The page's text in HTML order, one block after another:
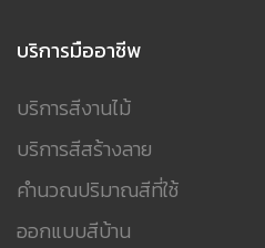
บริการมืออาชีพ
บริการสีงานไม้
บริการสีสร้างลาย
คำนวณปริมาณสีที่ใช้
ออกแบบสีบ้าน